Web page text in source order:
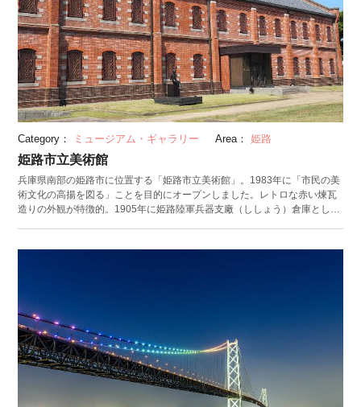
Category： ミュージアム・ギャラリー Area： 姫路
姫路市立美術館
兵庫県南部の姫路市に位置する「姫路市立美術館」。1983年に「市民の美
術文化の高揚を図る」ことを目的にオープンしました。レトロな赤い煉瓦
造りの外観が特徴的。1905年に姫路陸軍兵器支廠（ししょう）倉庫として
絵画や彫刻、写真、刀剣など約3,700点が貯蔵されています。コレクション
きるコレクションギャラリーや庭園に立つ13点の野外彫刻も魅力です。